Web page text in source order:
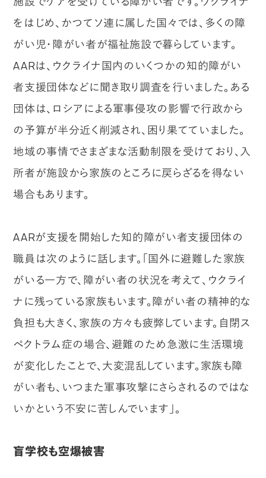
をはじめ、かつてソ連に属した国々では、多くの障
がい児・障がい者が福祉施設で暮らしています。
AARは、ウクライナ国内のいくつかの知的障がい
者支援団体などに聞き取り調査を行いました。ある
団体は、ロシアによる軍事侵攻の影響で行政から
の予算が半分近く削減され、困り果てていました。
地域の事情でさまざまな活動制限を受けており、入
所者が施設から家族のところに戻らざるを得ない
場合もあります。
AARが支援を開始した知的障がい者支援団体の
職員は次のように話します。「国外に避難した家族
がいる一方で、障がい者の状況を考えて、ウクライ
ナに残っている家族もいます。障がい者の精神的な
負担も大きく、家族の方々も疲弊しています。自閉ス
ペクトラム症の場合、避難のため急激に生活環境
が変化したことで、大変混乱しています。家族も障
がい者も、いつまた軍事攻撃にさらされるのではな
いかという不安に苦しんでいます」。
盲学校も空爆被害